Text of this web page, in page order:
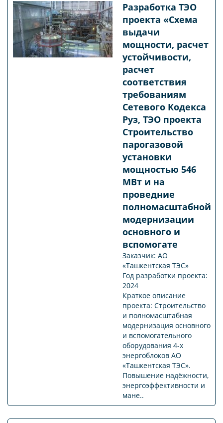
Разработка ТЭО
проекта «Схема
выдачи
мощности, расчет
устойчивости,
расчет
соответствия
требованиям
Сетевого Кодекса
Руз, ТЭО проекта
Строительство
парогазовой
установки
мощностью 546
МВт и на
проведние
полномасштабной
модернизации
основного и
вспомогате
Заказчик: АО
«Ташкентская ТЭС»
Год разработки проекта:
2024
Краткое описание
проекта: Строительство
и полномасштабная
модернизация основного
и вспомогательного
оборудования 4-х
энергоблоков АО
«Ташкентская ТЭС».
Повышение надёжности,
энергоэффективности и
мане..